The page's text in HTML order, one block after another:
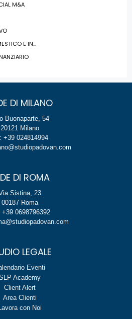
M&A
E IN...
DI MILANO
Buonaparte, 54
20121 Milano
+39 024814994
DI ROMA
Sistina, 23
00187 Roma
+39 0698796392
LEGALE
Eventi
Academy
Client Alert
Area Clienti
con Noi